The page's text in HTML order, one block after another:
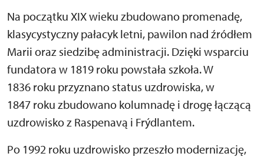
Na początku XIX wieku zbudowano promenadę,
klasycystyczny pałacyk letni, pawilon nad źródłem
Marii oraz siedzibę administracji. Dzięki wsparciu
fundatora w 1819 roku powstała szkoła. W
1836 roku przyznano status uzdrowiska, w
1847 roku zbudowano kolumnadę i drogę łączącą
uzdrowisko z Raspenavą i Frýdlantem.
Po 1992 roku uzdrowisko przeszło modernizację,